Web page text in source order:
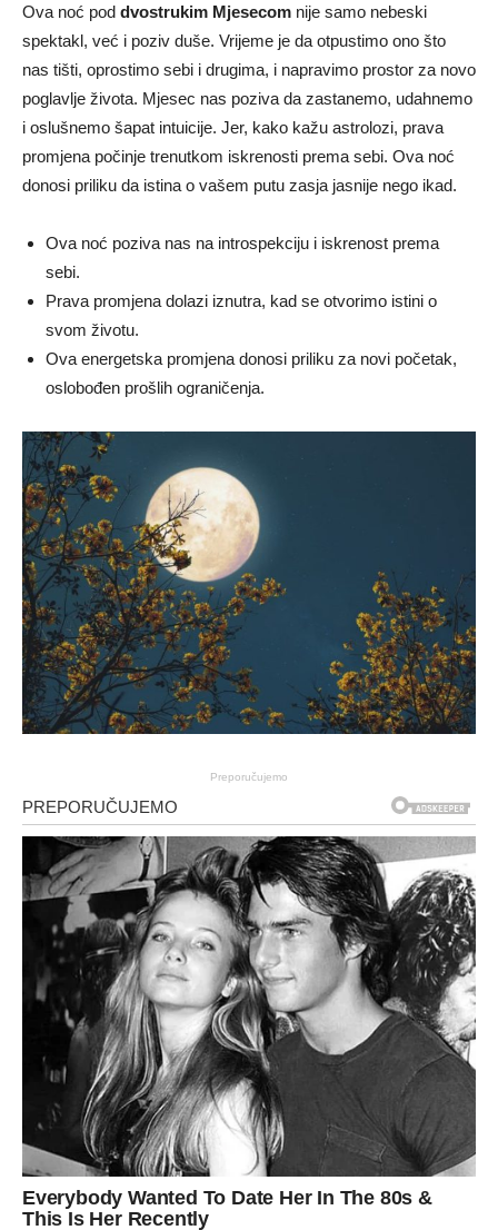
Ova noć pod dvostrukim Mjesecom nije samo nebeski
spektakl, već i poziv duše. Vrijeme je da otpustimo ono što
nas tišti, oprostimo sebi i drugima, i napravimo prostor za novo
poglavlje života. Mjesec nas poziva da zastanemo, udahnemo
i oslušnemo šapat intuicije. Jer, kako kažu astrolozi, prava
promjena počinje trenutkom iskrenosti prema sebi. Ova noć
donosi priliku da istina o vašem putu zasja jasnije nego ikad.
Ova noć poziva nas na introspekciju i iskrenost prema
sebi.
Prava promjena dolazi iznutra, kad se otvorimo istini o
svom životu.
Ova energetska promjena donosi priliku za novi početak,
oslobođen prošlih ograničenja.
Preporučujemo